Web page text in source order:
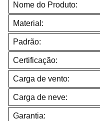
Nome do Produto:
Material:
Padrão:
Certificação:
Carga de vento:
Carga de neve:
Garantia: